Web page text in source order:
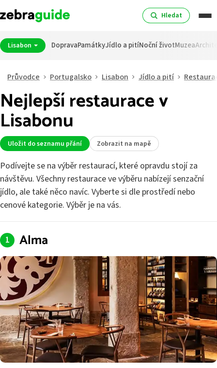
Hledat
Lisabon DopravaPamátkyJídlo a pitíNoční životMuzea
Průvodce Portugalsko Lisabon Jídlo a pití
Nejlepší restaurace v
Lisabonu
Uložit do seznamu přání Zobrazit na mapě
Podívejte se na výběr restaurací, které opravdu stojí za
návštěvu. Všechny restaurace ve výběru nabízejí senzační
jídlo, ale také něco navíc. Vyberte si dle prostředí nebo
cenové kategorie. Výběr je na vás.
Alma